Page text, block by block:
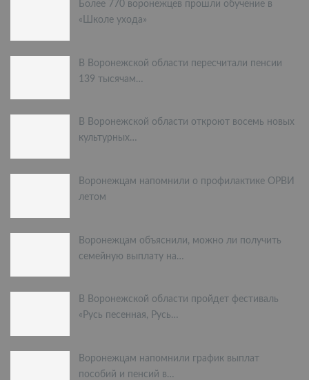
Более 770 воронежцев прошли обучение в
«Школе ухода»
В Воронежской области пересчитали пенсии
139 тысячам…
В Воронежской области откроют восемь новых
культурных…
Воронежцам напомнили о профилактике ОРВИ
летом
Воронежцам объяснили, можно ли получить
семейную выплату на…
В Воронежской области пройдет фестиваль
«Русь песенная, Русь…
Воронежцам напомнили график выплат
пособий и пенсий в…